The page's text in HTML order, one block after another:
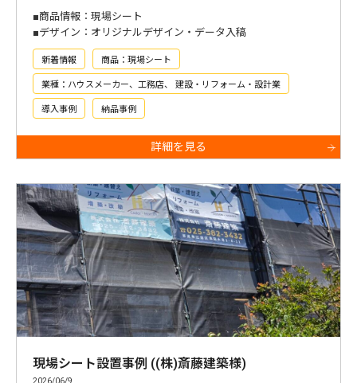
■商品情報：現場シート
■デザイン：オリジナルデザイン・データ入稿
新着情報 商品：現場シート
業種：ハウスメーカー、工務店、 建設・リフォーム・設計業
導入事例 納品事例
詳細を見る
現場シート設置事例 ((株)斎藤建築様)
2026/06/9